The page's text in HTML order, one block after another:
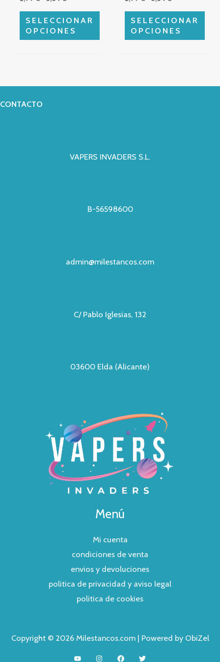
SELECCIONAR
OPCIONES
en
SELECCIONAR
OPCIONES
en
CONTACTO
VAPERS INVADERS S.L.
B-56598600
admin@milestancos.com
C/ Pablo Iglesias, 132
03600 Elda (Alicante)
Menú
Mi cuenta
condiciones de venta
envios y devoluciones
politica de privacidad y aviso legal
politica de cookies
Copyright © 2026 Milestancos.com | Powered by ObiZel